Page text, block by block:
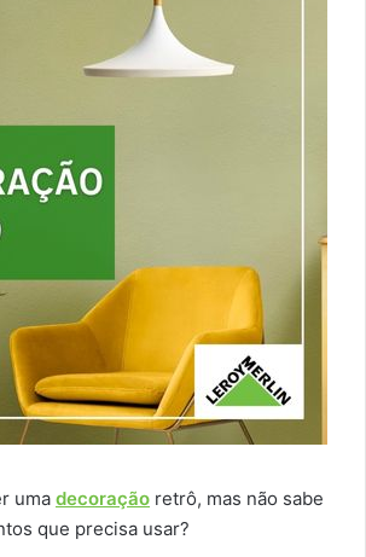
uma decoração retrô, mas não sabe
que precisa usar?